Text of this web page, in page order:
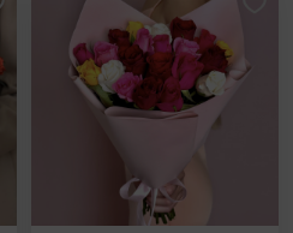
Добавить в избранное